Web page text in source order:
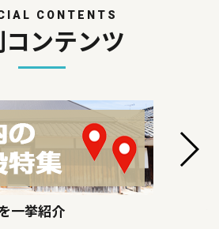
CONTENTS
ンテンツ
一挙紹介